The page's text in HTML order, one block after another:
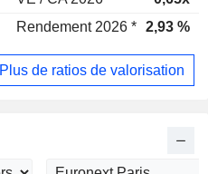
Rendement 2026 * 2,93 %
Plus de ratios de valorisation